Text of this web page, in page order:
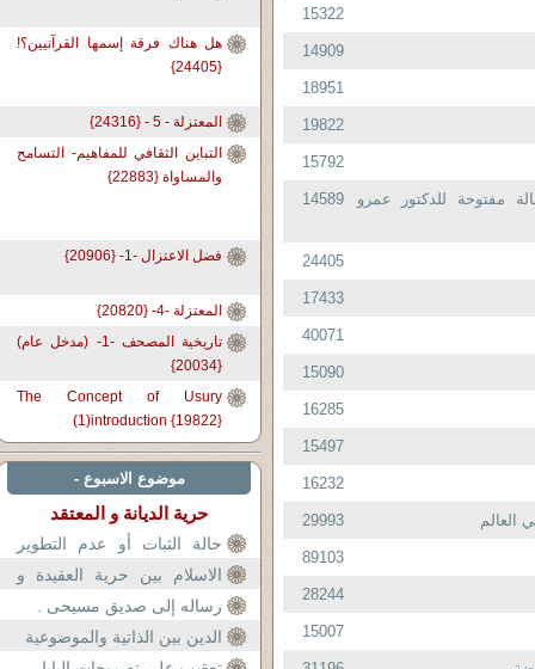
15322
14909
18951
19822
15792
مفتوحة للدكتور عمرو 14589
24405
17433
40071
15090
16285
15497
16232
العالم 29993
89103
28244
15007
هل هناك فرقة إسمها القرآنيين؟!
{24405}
المعتزلة - 5 - {24316}
التباين الثقافي للمفاهيم- التسامح
والمساواة {22883}
فضل الاعتزال -1- {20906}
المعتزلة -4- {20820}
تاريخية المصحف -1- (مدخل عام)
{20034}
The Concept of Usury
(1)introduction {19822}
موضوع الاسبوع -
حرية الديانة و المعتقد
حالة الثبات أو عدم التطوير
في‮ ‬القراءات المعاصرة للنص
القرآني
الاسلام بين حرية العقيدة و
سيوف التكفير و الردة
رساله إلى صديق مسيحى .
الدين بين الذاتية والموضوعية